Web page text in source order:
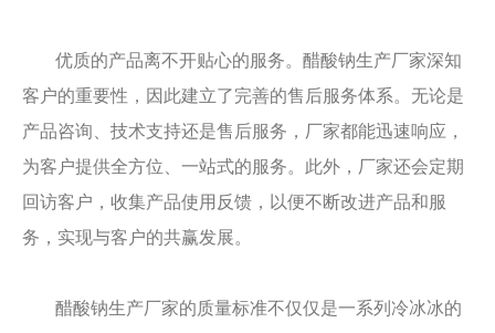
优质的产品离不开贴心的服务。醋酸钠生产厂家深知
客户的重要性，因此建立了完善的售后服务体系。无论是
产品咨询、技术支持还是售后服务，厂家都能迅速响应，
为客户提供全方位、一站式的服务。此外，厂家还会定期
回访客户，收集产品使用反馈，以便不断改进产品和服
务，实现与客户的共赢发展。
醋酸钠生产厂家的质量标准不仅仅是一系列冷冰冰的